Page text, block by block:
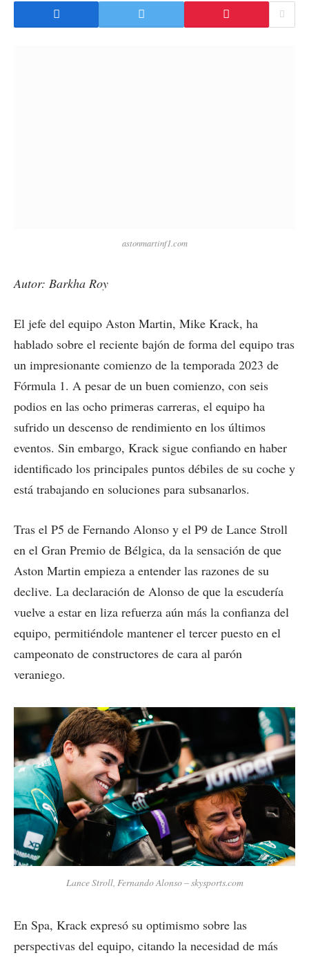
astonmartinf1.com
Autor: Barkha Roy
El jefe del equipo Aston Martin, Mike Krack, ha
hablado sobre el reciente bajón de forma del equipo tras
un impresionante comienzo de la temporada 2023 de
Fórmula 1. A pesar de un buen comienzo, con seis
podios en las ocho primeras carreras, el equipo ha
sufrido un descenso de rendimiento en los últimos
eventos. Sin embargo, Krack sigue confiando en haber
identificado los principales puntos débiles de su coche y
está trabajando en soluciones para subsanarlos.
Tras el P5 de Fernando Alonso y el P9 de Lance Stroll
en el Gran Premio de Bélgica, da la sensación de que
Aston Martin empieza a entender las razones de su
declive. La declaración de Alonso de que la escudería
vuelve a estar en liza refuerza aún más la confianza del
equipo, permitiéndole mantener el tercer puesto en el
campeonato de constructores de cara al parón
veraniego.
Lance Stroll, Fernando Alonso – skysports.com
En Spa, Krack expresó su optimismo sobre las
perspectivas del equipo, citando la necesidad de más